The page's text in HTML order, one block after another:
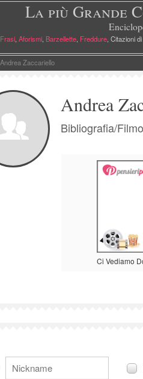
La più Grande
Frasi, Aforismi, Barzellette, Freddure, Citazioni di
Andrea Zaccariello
Andrea
Bibliografia/
Ci Vediamo